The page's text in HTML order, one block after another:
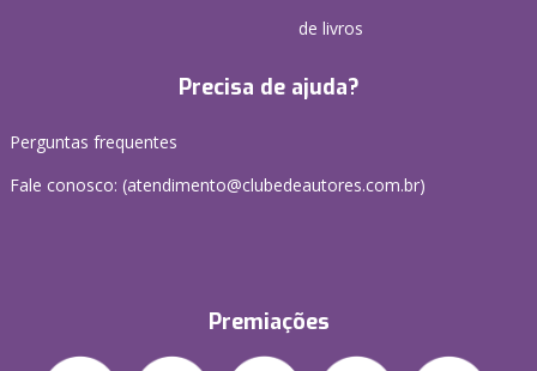
de livros
Precisa de ajuda?
Perguntas frequentes
Fale conosco: (atendimento@clubedeautores.com.br)
Premiações